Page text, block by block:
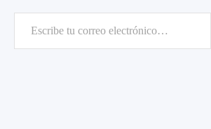
Escribe tu correo electrónico…